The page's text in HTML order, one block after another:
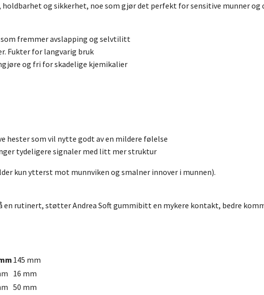
og sikkerhet, noe som gjør det perfekt for sensitive munner
fremmer avslapping og selvtilitt
Fukter for langvarig bruk
og fri for skadelige kjemikalier
hester som vil nytte godt av en mildere følelse
tydeligere signaler med litt mer struktur
kun ytterst mot munnviken og smalner innover i munnen).
en rutinert, støtter Andrea Soft gummibitt en mykere kontakt, bedre
145 mm
16 mm
50 mm